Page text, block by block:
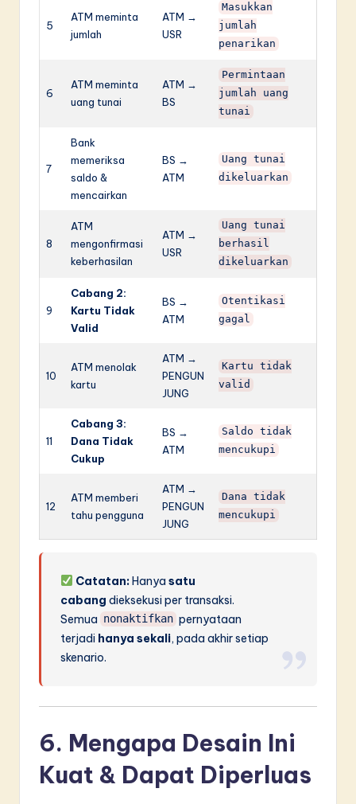
5
ATM meminta
jumlah
ATM →
USR
Masukkan
jumlah
penarikan
6
ATM meminta
uang tunai
ATM →
BS
Permintaan
jumlah uang
tunai
7
Bank
memeriksa
saldo &
mencairkan
BS →
ATM
Uang tunai
dikeluarkan
8
ATM
mengonfirmasi
keberhasilan
ATM →
USR
Uang tunai
berhasil
dikeluarkan
9
Cabang 2:
Kartu Tidak
Valid
BS →
ATM
Otentikasi
gagal
10
ATM menolak
kartu
ATM →
PENGUN
JUNG
Kartu tidak
valid
11
Cabang 3:
Dana Tidak
Cukup
BS →
ATM
Saldo tidak
mencukupi
12
ATM memberi
tahu pengguna
ATM →
PENGUN
JUNG
Dana tidak
mencukupi
Catatan:Hanyasatu
cabang dieksekusi per transaksi.
Semua nonaktifkan pernyataan
terjadi hanya sekali, pada akhir setiap
skenario.
6. Mengapa Desain Ini
Kuat & Dapat Diperluas